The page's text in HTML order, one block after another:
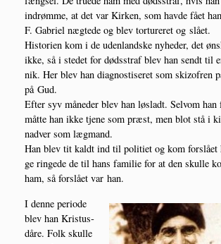
indrøm­me, at det var Kir­ken, som hav­de fået
F. Gabri­el næg­te­de og blev tor­tu­re­ret og slået.
Histo­ri­en kom i de uden­land­ske nyhe­der, det
ikke, så i ste­det for døds­straf blev han sendt
nik. Her blev han diag­no­sti­se­ret som skizof­ren
på Gud.
Efter syv måne­der blev han løsladt. Selv­om
måt­te han ikke tje­ne som præst, men blot stå i
nad­ver som lægmand.
Han blev tit kaldt ind til poli­ti­et og kom
ge rin­ge­de de til hans fami­lie for at den skul­le
ham, så for­slå­et var han.
I den­ne peri­o­de
blev han Kristus­
då­re. Folk skul­le